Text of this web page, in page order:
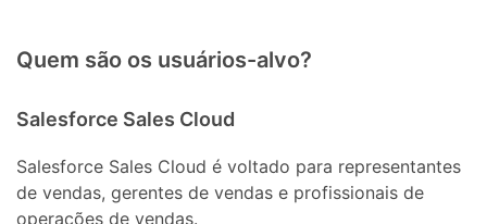
Quem são os usuários-alvo?
Salesforce Sales Cloud
Salesforce Sales Cloud é voltado para representantes
de vendas, gerentes de vendas e profissionais de
operações de vendas.